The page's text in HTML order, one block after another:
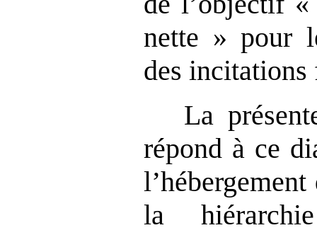
nette » pour
des incitations
La
répond à ce
la